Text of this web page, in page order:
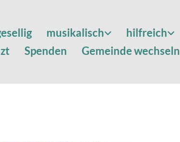
musikalisch hilfreich
Spenden Gemeinde wechseln